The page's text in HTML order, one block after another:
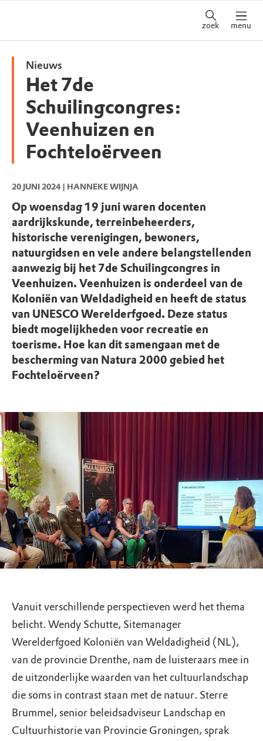
zoek menu
Nieuws
Het 7de
Schuilingcongres:
Veenhuizen en
Fochteloërveen
20 JUNI 2024 | HANNEKE WIJNJA
Op woensdag 19 juni waren docenten
aardrijkskunde, terreinbeheerders,
historische verenigingen, bewoners,
natuurgidsen en vele andere belangstellenden
aanwezig bij het 7de Schuilingcongres in
Veenhuizen. Veenhuizen is onderdeel van de
Koloniën van Weldadigheid en heeft de status
van UNESCO Werelderfgoed. Deze status
biedt mogelijkheden voor recreatie en
toerisme. Hoe kan dit samengaan met de
bescherming van Natura 2000 gebied het
Fochteloërveen?
Vanuit verschillende perspectieven werd het thema
belicht. Wendy Schutte, Sitemanager
Werelderfgoed Koloniën van Weldadigheid (NL),
van de provincie Drenthe, nam de luisteraars mee in
de uitzonderlijke waarden van het cultuurlandschap
die soms in contrast staan met de natuur. Sterre
Brummel, senior beleidsadviseur Landschap en
Cultuurhistorie van Provincie Groningen, sprak